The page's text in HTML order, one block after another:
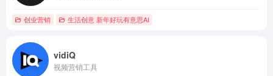
创业营销 生活创意 新年好玩有意思AI
vidiQ
视频营销工具